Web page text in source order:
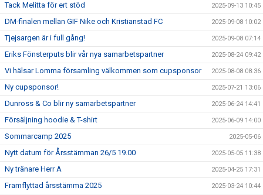
Tack Melitta för ert stöd 2025-09-13 10:45
DM-finalen mellan GIF Nike och Kristianstad FC 2025-09-08 10:02
Tjejsargen är i full gång! 2025-09-08 07:14
Eriks Fönsterputs blir vår nya samarbetspartner 2025-08-24 09:42
Vi hälsar Lomma församling välkommen som cupsponsor 2025-08-08 08:36
Ny cupsponsor! 2025-07-21 13:06
Dunross & Co blir ny samarbetspartner 2025-06-24 14:41
Försäljning hoodie & T-shirt 2025-06-09 14:00
Sommarcamp 2025 2025-05-06
Nytt datum för Årsstämman 26/5 19.00 2025-05-05 11:38
Ny tränare Herr A 2025-04-25 17:31
Framflyttad årsstämma 2025 2025-03-24 10:44